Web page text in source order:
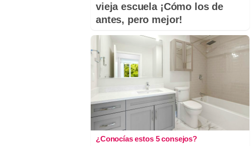
vieja escuela ¡Cómo los de
antes, pero mejor!
¿Conocías estos 5 consejos?